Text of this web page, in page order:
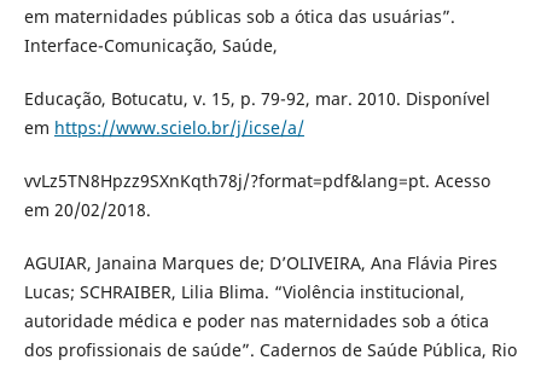
em maternidades públicas sob a ótica das usuárias”.
Interface-Comunicação, Saúde,
Educação, Botucatu, v. 15, p. 79-92, mar. 2010. Disponível
em https://www.scielo.br/j/icse/a/
vvLz5TN8Hpzz9SXnKqth78j/?format=pdf&lang=pt. Acesso
em 20/02/2018.
AGUIAR, Janaina Marques de; D’OLIVEIRA, Ana Flávia Pires
Lucas; SCHRAIBER, Lilia Blima. “Violência institucional,
autoridade médica e poder nas maternidades sob a ótica
dos profissionais de saúde”. Cadernos de Saúde Pública, Rio